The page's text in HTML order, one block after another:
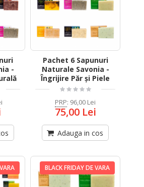
-
Pachet 6 Sapunuri
Naturale Savonia -
Îngrijire Păr și Piele
PRP: 96,00 Lei
75,00 Lei
Adauga in cos
BLACK FRIDAY DE VARA